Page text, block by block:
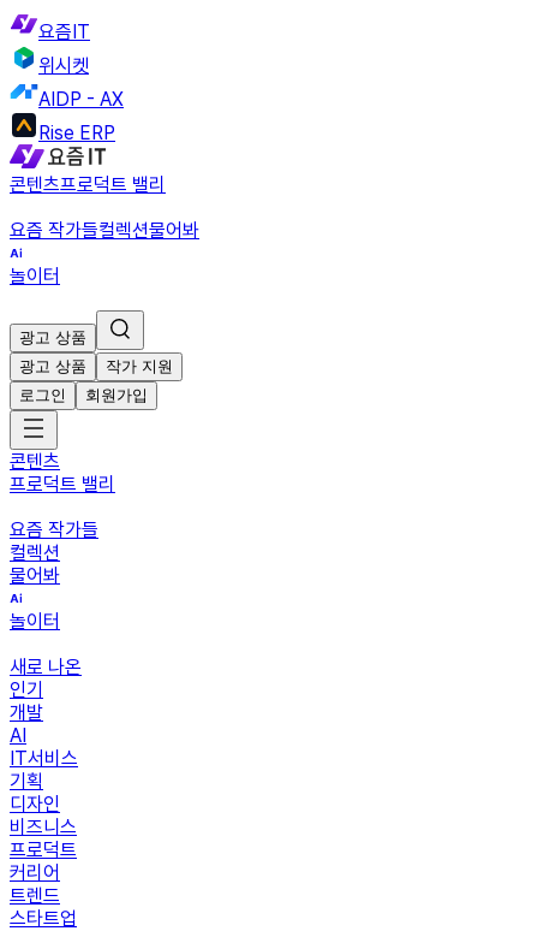
요즘IT
위시켓
AIDP - AX
Rise ERP
콘텐츠프로덕트 밸리
요즘 작가들컬렉션물어봐
놀이터
광고 상품
광고 상품
작가 지원
로그인
회원가입
콘텐츠
프로덕트 밸리
요즘 작가들
컬렉션
물어봐
놀이터
새로 나온
인기
개발
AI
IT서비스
기획
디자인
비즈니스
프로덕트
커리어
트렌드
스타트업